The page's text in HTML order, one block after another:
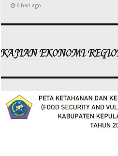
6 hari ago
KAJIAN EKONOMI